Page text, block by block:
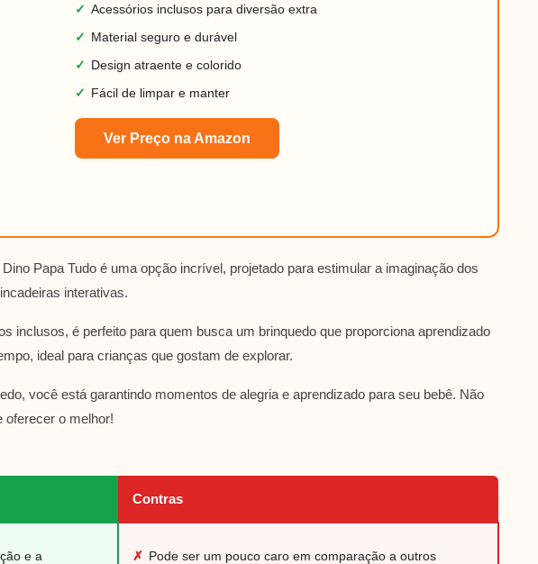
✓ Acessórios inclusos para diversão extra
✓ Material seguro e durável
✓ Design atraente e colorido
✓ Fácil de limpar e manter
Ver Preço na Amazon
Papa Tudo é uma opção incrível, projetado para estimular a imaginação dos
interativas.
inclusos, é perfeito para quem busca um brinquedo que proporciona aprendizado
ideal para crianças que gostam de explorar.
você está garantindo momentos de alegria e aprendizado para seu bebê. Não
oferecer o melhor!
Contras
e a
✗ Pode ser um pouco caro em comparação a outros